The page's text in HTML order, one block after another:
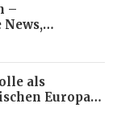
–
Akademie
als
Europa